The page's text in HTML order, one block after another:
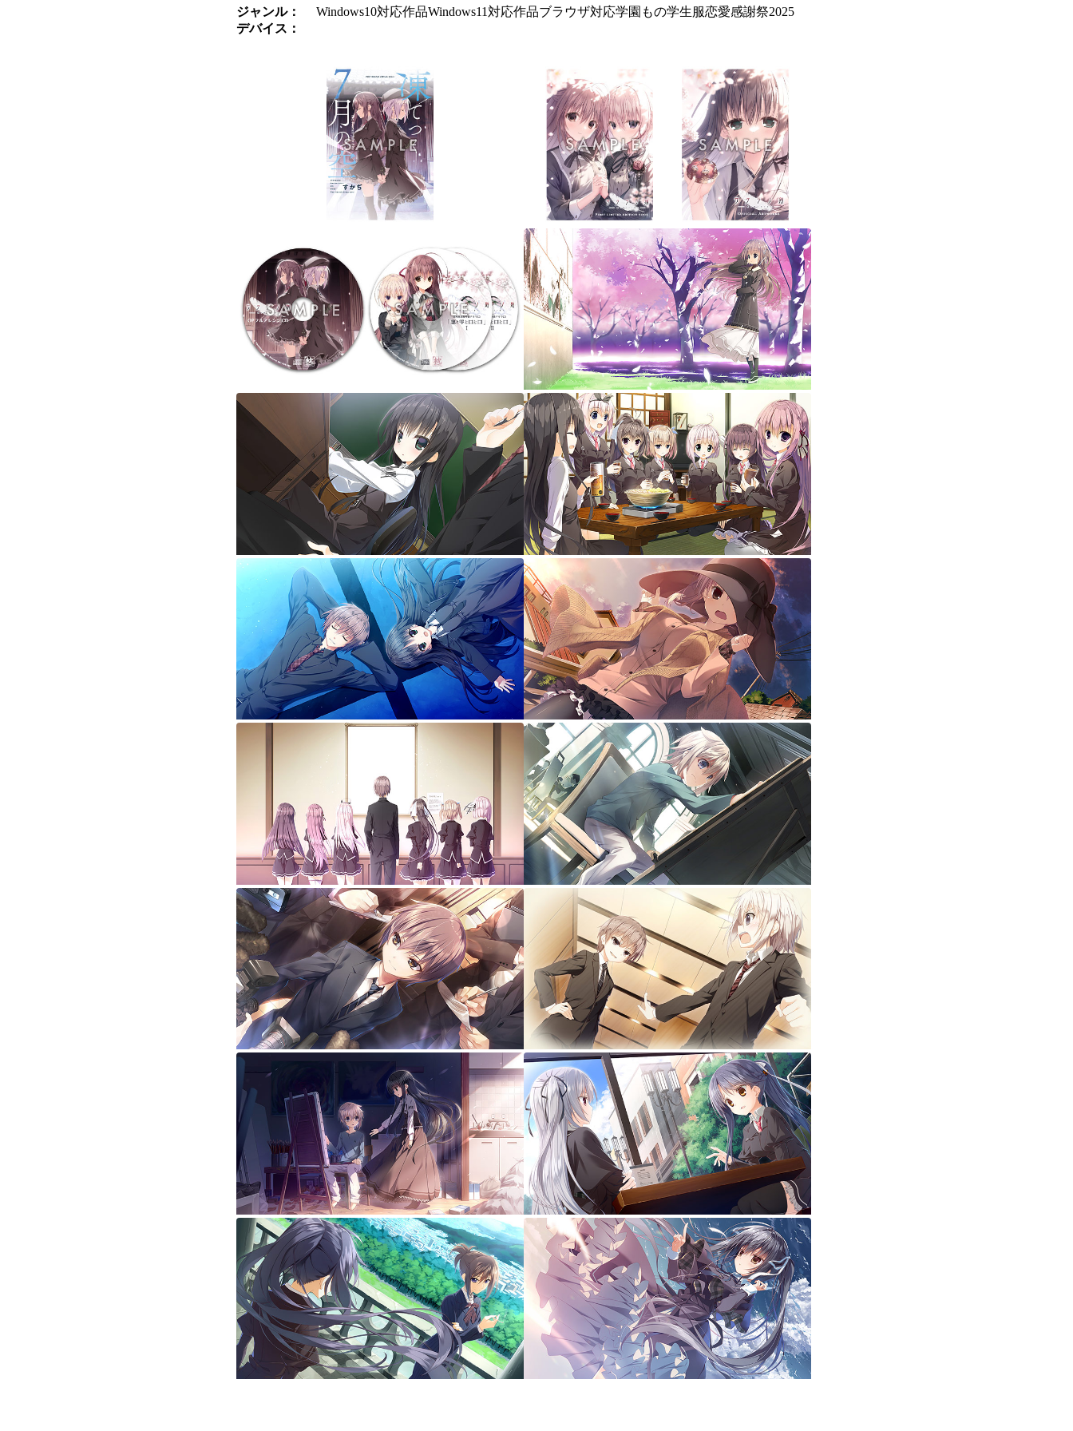
ジャンル： Windows10対応作品Windows11対応作品ブラウザ対応学園もの学生服恋愛感謝祭2025
デバイス：